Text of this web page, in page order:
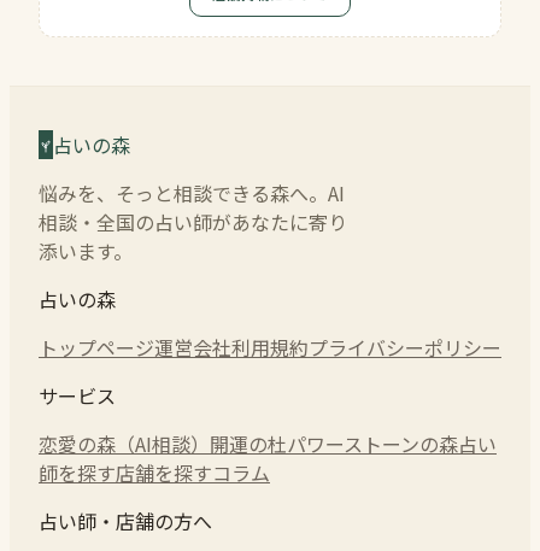
占いの森
悩みを、そっと相談できる森へ。AI
相談・全国の占い師があなたに寄り
添います。
占いの森
トップページ運営会社利用規約プライバシーポリシー
サービス
恋愛の森（AI相談） 開運の杜パワーストーンの森占い
師を探す店舗を探すコラム
占い師・店舗の方へ